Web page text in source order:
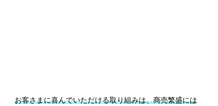
お客さまに喜んでいただける取り組みは、商売繁盛には